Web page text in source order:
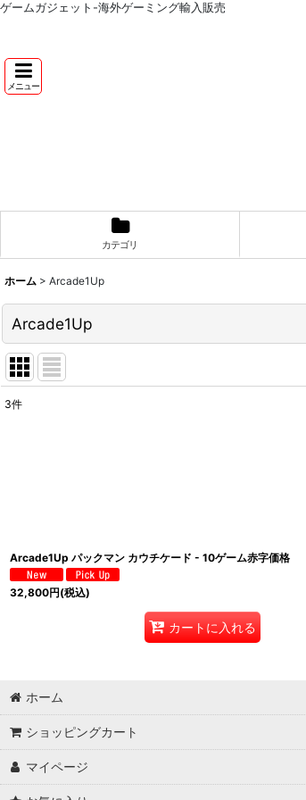
ゲームガジェット-海外ゲーミング輸入販売
メニュー
カテゴリ
ホーム > Arcade1Up
Arcade1Up
3件
Arcade1Up パックマン カウチケード - 10ゲーム赤字価格
32,800円(税込)
カートに入れる
ホーム
ショッピングカート
マイページ